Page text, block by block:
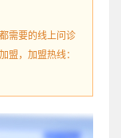
需要的线上问诊
盟，加盟热线：